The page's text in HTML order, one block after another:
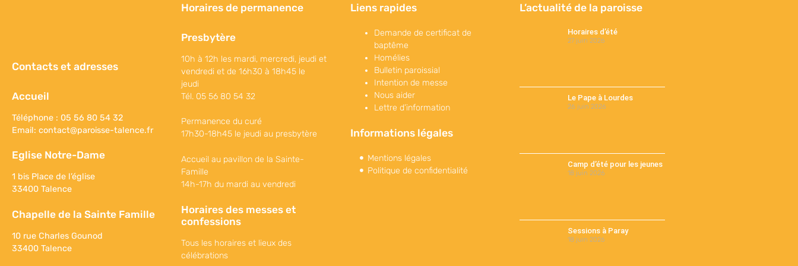
Contacts et adresses
Accueil
Téléphone : 05 56 80 54 32
Email: contact@paroisse-talence.fr
Eglise Notre-Dame
1 bis Place de l’église
33400 Talence
Chapelle de la Sainte Famille
10 rue Charles Gounod
33400 Talence
Horaires de permanence
Presbytère
10h à 12h les mardi, mercredi, jeudi et
vendredi et de 16h30 à 18h45 le
jeudi
Tél. 05 56 80 54 32
Permanence du curé
17h30-18h45 le jeudi au presbytère
Accueil au pavillon de la Sainte-
Famille
14h-17h du mardi au vendredi
Horaires des messes et
confessions
Tous les horaires et lieux des
célébrations
Liens rapides
Demande de certificat de
baptême
Homélies
Bulletin paroissial
Intention de messe
Nous aider
Lettre d’information
Informations légales
Mentions légales
Politique de confidentialité
L’actualité de la paroisse
Horaires d’été
27 juin 2026
Le Pape à Lourdes
26 juin 2026
Camp d’été pour les jeunes
18 juin 2026
Sessions à Paray
18 juin 2026